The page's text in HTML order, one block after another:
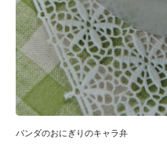
パンダのおにぎりのキャラ弁